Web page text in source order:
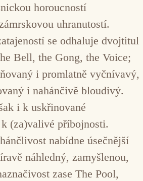
horoucností
uhranutostí.
se odhaluje dvojtitul
Bell, the Gong, the Voice;
i promlatně vyčnívavý,
i nahánčivě bloudivý.
i k uskřinované
(za)valivé příbojnosti.
nabídne úsečnější
náhledný, zamyšlenou,
zase The Pool,